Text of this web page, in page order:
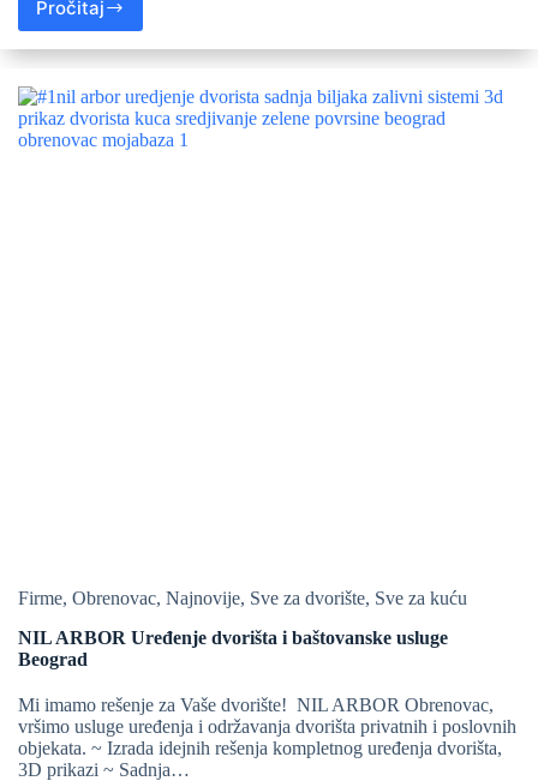
Pročitaj
Firme, Obrenovac, Najnovije, Sve za dvorište, Sve za kuću
NIL ARBOR Uređenje dvorišta i baštovanske usluge
Beograd
Mi imamo rešenje za Vaše dvorište! NIL ARBOR Obrenovac,
vršimo usluge uređenja i održavanja dvorišta privatnih i poslovnih
objekata. ~ Izrada idejnih rešenja kompletnog uređenja dvorišta,
3D prikazi ~ Sadnja…